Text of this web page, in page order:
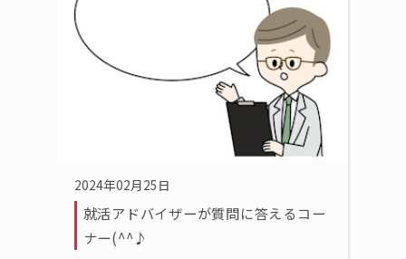
2024年02月25日
就活アドバイザーが質問に答えるコー
ナー(^^♪